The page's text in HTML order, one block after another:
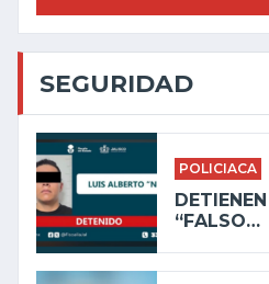
SEGURIDAD
POLICIACA
“FALSO…